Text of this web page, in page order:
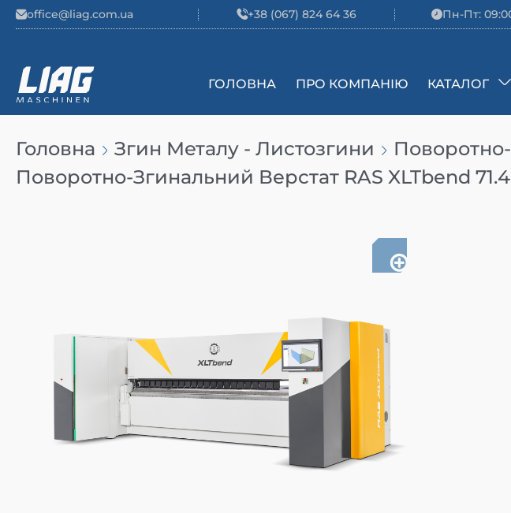
Skip to content
office@liag.com.ua +38 (067) 824 64 36 Пн-Пт:
Main Navigation
ГОЛОВНА ПРО КОМПАНІЮ КАТАЛОГ
Головна Згин Металу - Листозгини
Поворотно-Згинальний Верстат RAS XLTbend